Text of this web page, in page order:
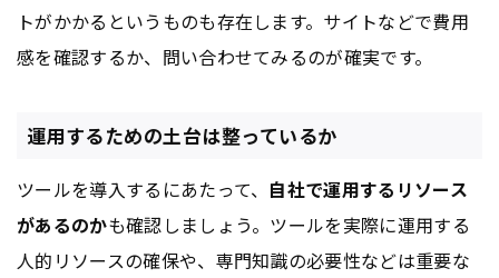
トがかかるというものも存在します。サイトなどで費用
感を確認するか、問い合わせてみるのが確実です。
運用するための土台は整っているか
ツールを導入するにあたって、 自社で運用するリソース
があるのかも確認しましょう。ツールを実際に運用する
人的リソースの確保や、専門知識の必要性などは重要な